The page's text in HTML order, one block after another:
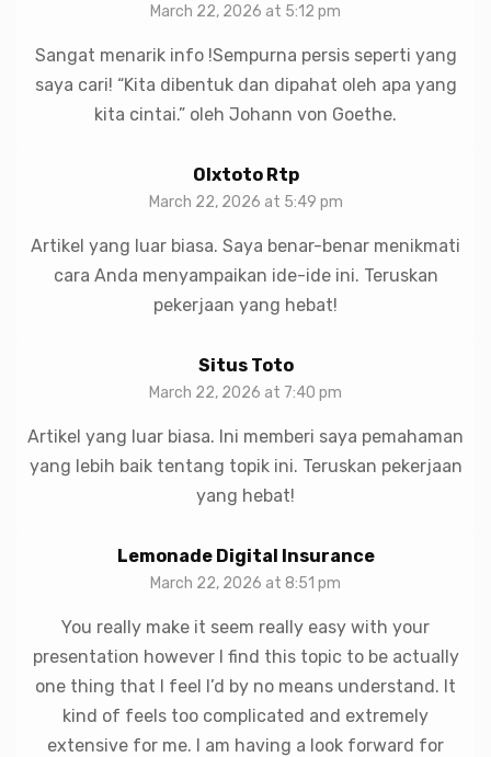
March 22, 2026 at 5:12 pm
Sangat menarik info !Sempurna persis seperti yang
saya cari! “Kita dibentuk dan dipahat oleh apa yang
kita cintai.” oleh Johann von Goethe.
Olxtoto Rtp
March 22, 2026 at 5:49 pm
Artikel yang luar biasa. Saya benar-benar menikmati
cara Anda menyampaikan ide-ide ini. Teruskan
pekerjaan yang hebat!
Situs Toto
March 22, 2026 at 7:40 pm
Artikel yang luar biasa. Ini memberi saya pemahaman
yang lebih baik tentang topik ini. Teruskan pekerjaan
yang hebat!
Lemonade Digital Insurance
March 22, 2026 at 8:51 pm
You really make it seem really easy with your
presentation however I find this topic to be actually
one thing that I feel I’d by no means understand. It
kind of feels too complicated and extremely
extensive for me. I am having a look forward for